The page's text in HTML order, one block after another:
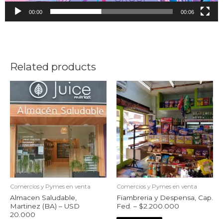
00:00 00:06
Related products
Comercios y Pymes en venta
Almacen Saludable,
Martinez (BA) – USD
20.000
Comercios y Pymes en venta
Fiambreria y Despensa, Cap.
Fed. – $2.200.000